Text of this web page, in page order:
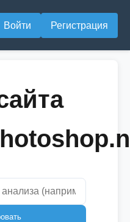
Войти Регистрация